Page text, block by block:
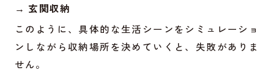
→ 玄関収納
このように、具体的な生活シーンをシミュレーショ
ンしながら収納場所を決めていくと、失敗がありま
せん。